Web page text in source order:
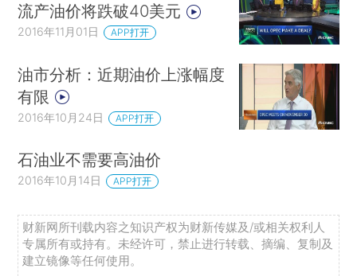
流产油价将跌破40美元
2016年11月01日 APP打开
油市分析：近期油价上涨幅度
有限
2016年10月24日 APP打开
石油业不需要高油价
2016年10月14日 APP打开
财新网所刊载内容之知识产权为财新传媒及/或相关权利人
专属所有或持有。未经许可，禁止进行转载、摘编、复制及
建立镜像等任何使用。